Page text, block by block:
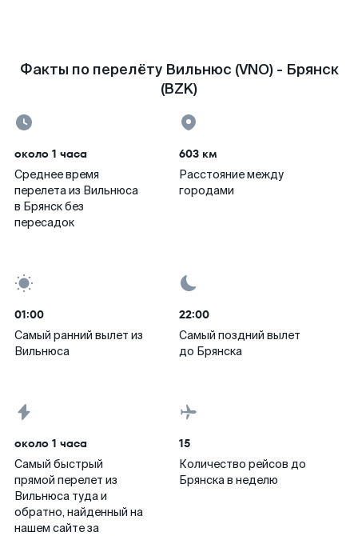
Факты по перелёту Вильнюс (VNO) - Брянск
(BZK)
около 1 часа
Среднее время
перелета из Вильнюса
в Брянск без
пересадок
603 км
Расстояние между
городами
01:00
Самый ранний вылет из
Вильнюса
22:00
Самый поздний вылет
до Брянска
около 1 часа
Самый быстрый
прямой перелет из
Вильнюса туда и
обратно, найденный на
нашем сайте за
15
Количество рейсов до
Брянска в неделю